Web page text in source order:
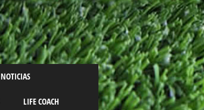
NOTICIAS
LIFE COACH